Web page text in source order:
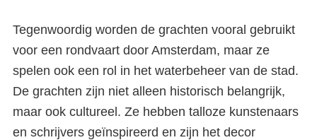
Tegenwoordig worden de grachten vooral gebruikt
voor een rondvaart door Amsterdam, maar ze
spelen ook een rol in het waterbeheer van de stad.
De grachten zijn niet alleen historisch belangrijk,
maar ook cultureel. Ze hebben talloze kunstenaars
en schrijvers geïnspireerd en zijn het decor